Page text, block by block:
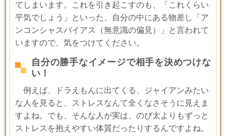
てしまいます。これを引き起こすのも、「これくらい
平気でしょう」といった、自分の中にある物差し「ア
ンコンシャスバイアス（無意識の偏見）」と言われて
いますので、気をつけてください。
自分の勝手なイメージで相手を決めつけな
い！
例えば、ドラえもんに出てくる、ジャイアンみたい
な人を見ると、ストレスなんて全くなさそうに見えま
すよね。でも、そんな人が実は、のび太よりもずっと
ストレスを抱えやすい体質だったりするんですよね。